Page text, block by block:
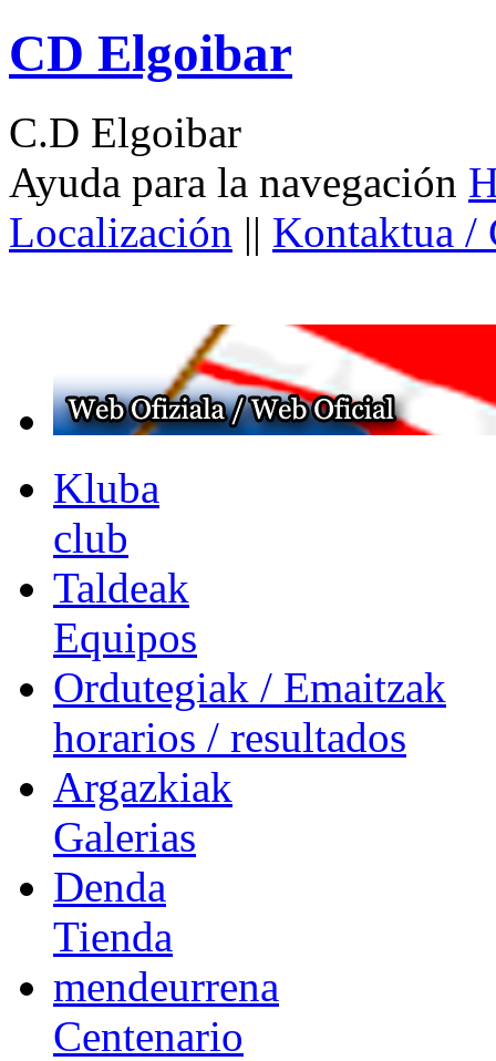
CD Elgoibar
C.D Elgoibar
Ayuda para la navegación
Localización || Kontaktua /
Kluba
club
Taldeak
Equipos
Ordutegiak / Emaitzak
horarios / resultados
Argazkiak
Galerias
Denda
Tienda
mendeurrena
Centenario